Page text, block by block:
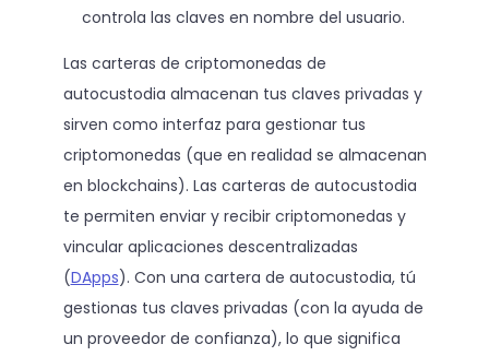
controla las claves en nombre del usuario.
Las carteras de criptomonedas de
autocustodia almacenan tus claves privadas y
sirven como interfaz para gestionar tus
criptomonedas (que en realidad se almacenan
en blockchains). Las carteras de autocustodia
te permiten enviar y recibir criptomonedas y
vincular aplicaciones descentralizadas
(DApps). Con una cartera de autocustodia, tú
gestionas tus claves privadas (con la ayuda de
un proveedor de confianza), lo que significa